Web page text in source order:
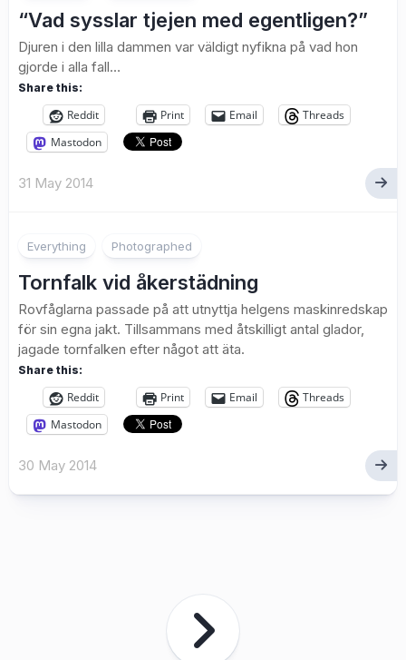
“Vad sysslar tjejen med egentligen?”
Djuren i den lilla dammen var väldigt nyfikna på vad hon
gjorde i alla fall…
Share this:
Reddit Print Email
Threads
Mastodon
31 May 2014
Everything Photographed
Tornfalk vid åkerstädning
Rovfåglarna passade på att utnyttja helgens maskinredskap
för sin egna jakt. Tillsammans med åtskilligt antal glador,
jagade tornfalken efter något att äta.
Share this:
Reddit Print Email
Threads
Mastodon
30 May 2014